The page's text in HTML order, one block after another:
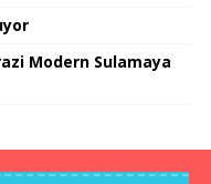
Modern Sulamaya